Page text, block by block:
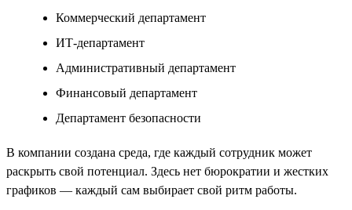
Коммерческий департамент
ИТ-департамент
Административный департамент
Финансовый департамент
Департамент безопасности
В компании создана среда, где каждый сотрудник может
раскрыть свой потенциал. Здесь нет бюрократии и жестких
графиков — каждый сам выбирает свой ритм работы.